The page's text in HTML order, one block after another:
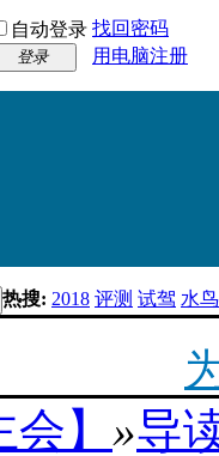
自动登录 找回密码
登录 用电脑注册
热搜: 2018 评测 试驾 水鸟
】 »导